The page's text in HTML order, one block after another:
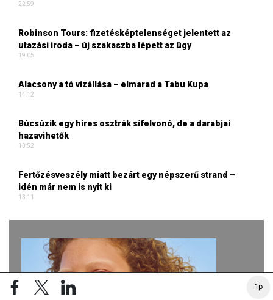
1p
22:59
Robinson Tours: fizetésképtelenséget jelentett az
utazási iroda – új szakaszba lépett az ügy
19:05
Alacsony a tó vizállása – elmarad a Tabu Kupa
14:12
Búcsúzik egy híres osztrák sífelvonó, de a darabjai
hazavihetők
13:52
Fertőzésveszély miatt bezárt egy népszerű strand –
idén már nem is nyit ki
13:11